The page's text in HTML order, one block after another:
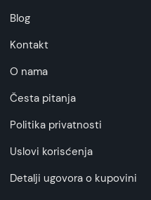
Blog
Kontakt
O nama
Česta pitanja
Politika privatnosti
Uslovi korisćenja
Detalji ugovora o kupovini